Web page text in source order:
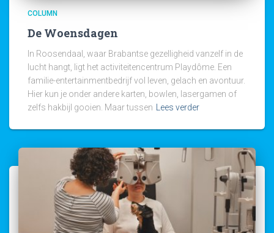
COLUMN
De Woensdagen
In Roosendaal, waar Brabantse gezelligheid vanzelf in de
lucht hangt, ligt het activiteitencentrum Playdôme. Een
familie-entertainmentbedrijf vol leven, gelach en avontuur.
Hier kun je onder andere karten, bowlen, lasergamen of
zelfs hakbijl gooien. Maar tussen
Lees verder